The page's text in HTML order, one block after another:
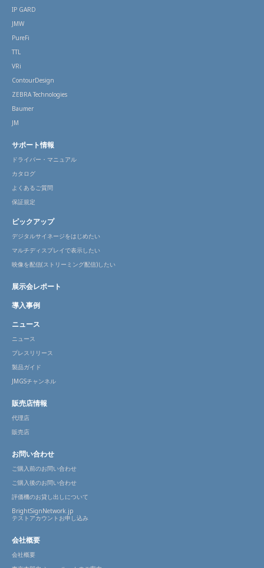
IP GARD
JMW
PureFi
TTL
VRi
ContourDesign
ZEBRA Technologies
Baumer
JM
サポート情報
ドライバー・マニュアル
カタログ
よくあるご質問
保証規定
ピックアップ
デジタルサイネージをはじめたい
マルチディスプレイで表示したい
映像を配信(ストリーミング配信)したい
展示会レポート
導入事例
ニュース
ニュース
プレスリリース
製品ガイド
JMGSチャンネル
販売店情報
代理店
販売店
お問い合わせ
ご購入前のお問い合わせ
ご購入後のお問い合わせ
評価機のお貸し出しについて
BrightSignNetwork.jp
テストアカウントお申し込み
会社概要
会社概要